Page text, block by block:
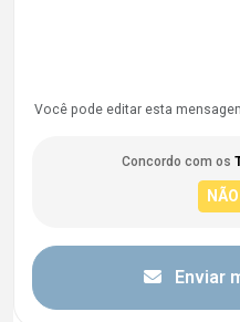
Você pode editar esta
Concordo com os
Enviar